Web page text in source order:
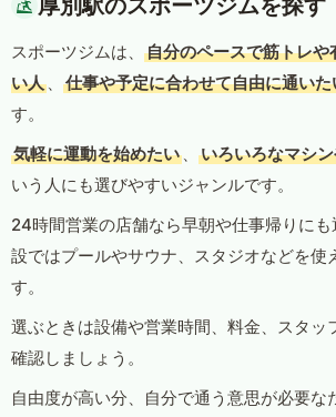
厚別駅のスポーツジムを探す
スポーツジムは、
自分のペースで筋トレ
い人 、 仕事や予定に合わせて自由に通いた
す。
気軽に運動を始めたい 、 いろいろなマシ
いう人にも選びやすいジャンルです。
24時間営業の店舗なら早朝や仕事帰りに
設ではプールやサウナ、スタジオなどを使
す。
選ぶときは設備や営業時間、料金、スタッ
確認しましょう。
自由度が高い分、自分で通う意思が必要な